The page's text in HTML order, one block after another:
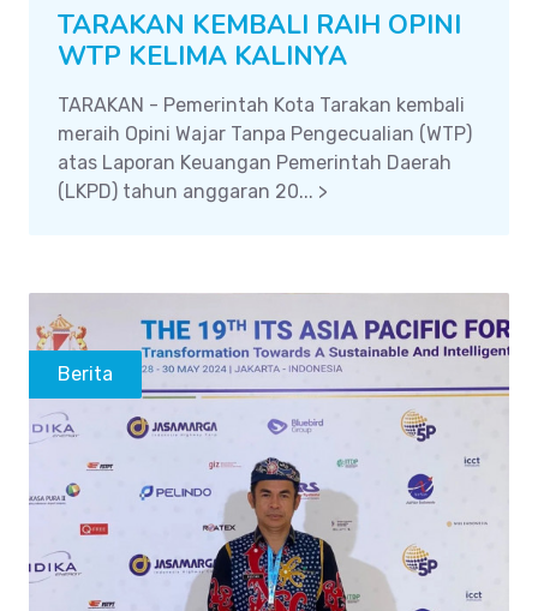
TARAKAN KEMBALI RAIH OPINI
WTP KELIMA KALINYA
TARAKAN - Pemerintah Kota Tarakan kembali
meraih Opini Wajar Tanpa Pengecualian (WTP)
atas Laporan Keuangan Pemerintah Daerah
(LKPD) tahun anggaran 20... >
Berita